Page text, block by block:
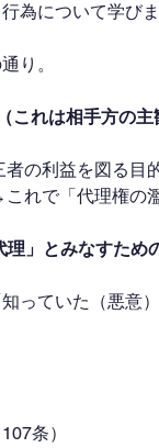
為について学びま
り。
これは相手方の主
の利益を図る目
れで「代理権の
」とみなすため
っていた（悪意
条）